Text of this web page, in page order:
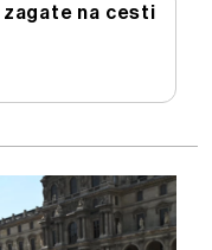
zagate na cesti